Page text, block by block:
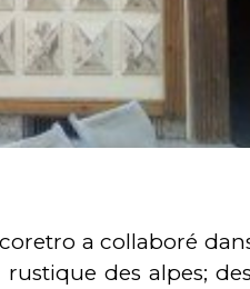
a collaboré
des alpes;